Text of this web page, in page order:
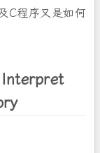
C程序又是如何